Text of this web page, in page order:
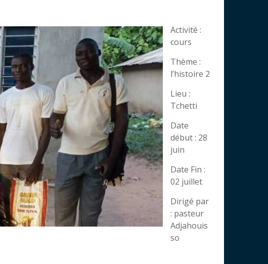
Activité :
cours
Thème :
l’histoire 2
Lieu :
Tchetti
Date
début : 28
juin
Date Fin :
02 juillet
Dirigé par
: pasteur
Adjahouis
so